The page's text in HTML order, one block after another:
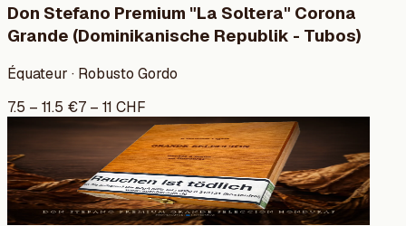
Don Stefano Premium "La Soltera" Corona
Grande (Dominikanische Republik - Tubos)
Équateur · Robusto Gordo
7.5 – 11.5 €7 – 11 CHF